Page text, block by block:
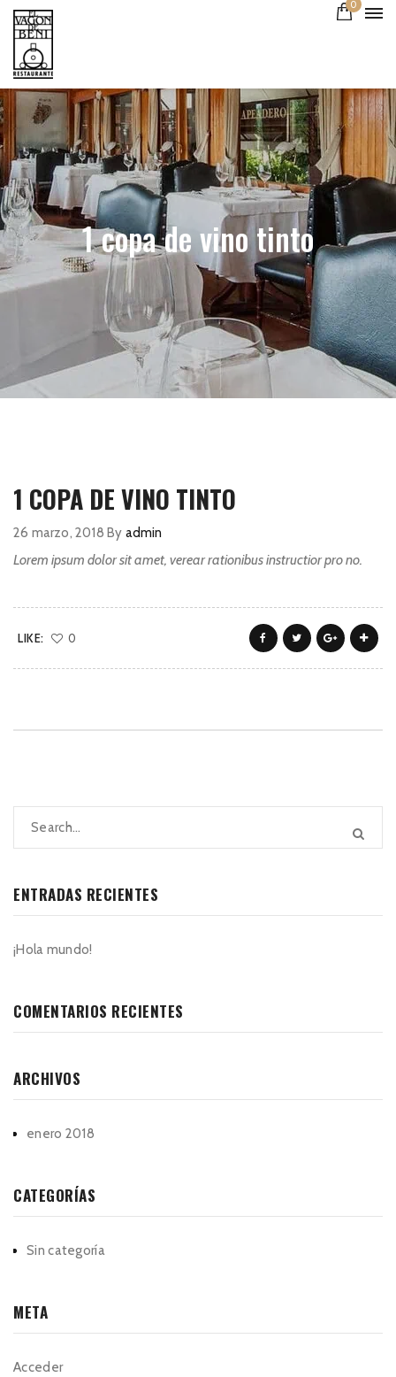
0
1 copa de vino tinto
1 COPA DE VINO TINTO
26 marzo, 2018 By admin
Lorem ipsum dolor sit amet, verear rationibus instructior pro no.
LIKE: 0
ENTRADAS RECIENTES
¡Hola mundo!
COMENTARIOS RECIENTES
ARCHIVOS
enero 2018
CATEGORÍAS
Sin categoría
META
Acceder